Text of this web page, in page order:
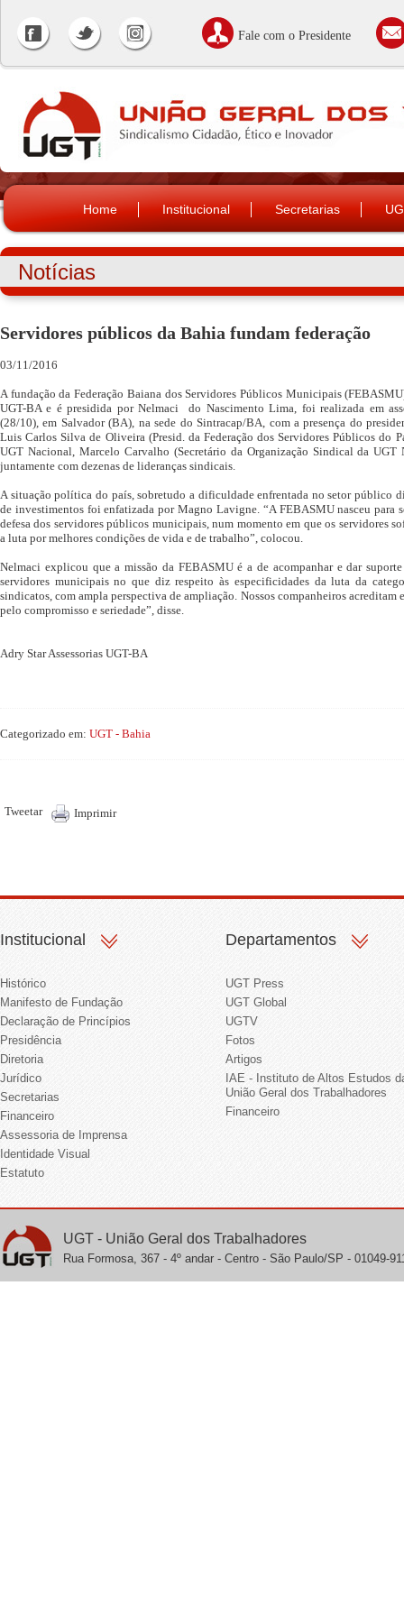
Fale com o Presidente
Home Institucional Secretarias
Notícias
Servidores públicos da Bahia fundam federação
03/11/2016
A fundação da Federação Baiana dos Servidores Públicos Municipais
UGT-BA e é presidida por Nelmaci do Nascimento Lima, foi realizada em
(28/10), em Salvador (BA), na sede do Sintracap/BA, com a presença do
Luis Carlos Silva de Oliveira (Presid. da Federação dos Servidores Públicos do
UGT Nacional, Marcelo Carvalho (Secretário da Organização Sindical da
juntamente com dezenas de lideranças sindicais.
A situação política do país, sobretudo a dificuldade enfrentada no setor público
de investimentos foi enfatizada por Magno Lavigne. “A FEBASMU nasceu para
defesa dos servidores públicos municipais, num momento em que os servidores
a luta por melhores condições de vida e de trabalho”, colocou.
Nelmaci explicou que a missão da FEBASMU é a de acompanhar e dar suporte
servidores municipais no que diz respeito às especificidades da luta da
sindicatos, com ampla perspectiva de ampliação. Nossos companheiros acreditam
pelo compromisso e seriedade”, disse.
Adry Star Assessorias UGT-BA
Categorizado em: UGT - Bahia
Tweetar Imprimir
Institucional
Histórico
Manifesto de Fundação
Declaração de Princípios
Presidência
Diretoria
Jurídico
Secretarias
Financeiro
Assessoria de Imprensa
Identidade Visual
Estatuto
Departamentos
UGT Press
UGT Global
UGTV
Fotos
Artigos
IAE - Instituto de Altos Estudos
União Geral dos Trabalhadores
Financeiro
UGT - União Geral dos Trabalhadores
Rua Formosa, 367 - 4º andar - Centro - São Paulo/SP - 01049-